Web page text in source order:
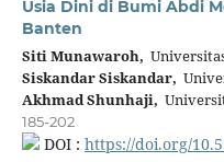
Usia Dini di Bumi Abdi
Banten
Siti Munawaroh,
Siskandar Siskandar,
Akhmad Shunhaji,
185-202
DOI : https://doi.org/